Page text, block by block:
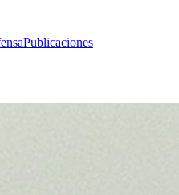
Publicaciones